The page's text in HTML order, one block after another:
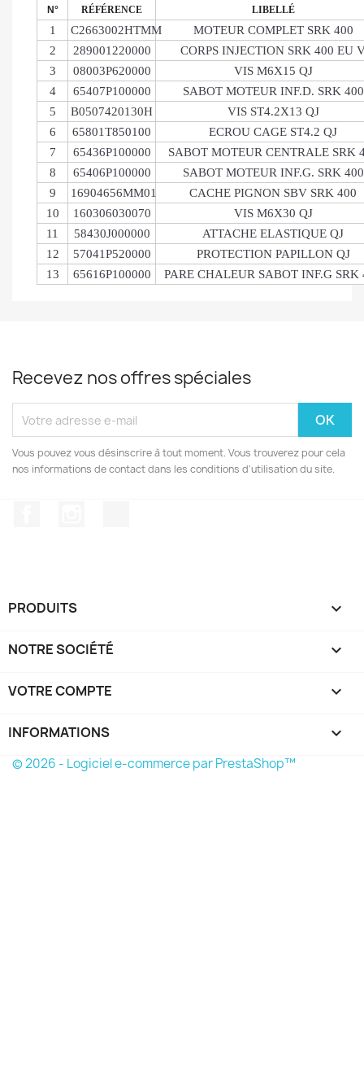
N° RÉFÉRENCE LIBELLÉ
1 C2663002HTMM
MOTEUR COMPLET SRK 400
2
289001220000
CORPS INJECTION SRK 400 EU
3
08003P620000
VIS M6X15 QJ
4
65407P100000
SABOT MOTEUR INF.D. SRK 400
5
B0507420130H
VIS ST4.2X13 QJ
6
65801T850100
ECROU CAGE ST4.2 QJ
7
65436P100000
SABOT MOTEUR CENTRALE SRK
8
65406P100000
SABOT MOTEUR INF.G. SRK 400
9
16904656MM01
CACHE PIGNON SBV SRK 400
10
160306030070
VIS M6X30 QJ
11
58430J000000
ATTACHE ELASTIQUE QJ
12
57041P520000
PROTECTION PAPILLON QJ
13
65616P100000 PARE CHALEUR SABOT INF.G SRK
Recevez nos offres spéciales
Vous pouvez vous désinscrire à tout moment. Vous trouverez pour cela
nos informations de contact dans les conditions d'utilisation du site.
PRODUITS 
NOTRE SOCIÉTÉ 
VOTRE COMPTE 
INFORMATIONS keyboard_arrow_down
© 2026 - Logiciel e-commerce par PrestaShop™